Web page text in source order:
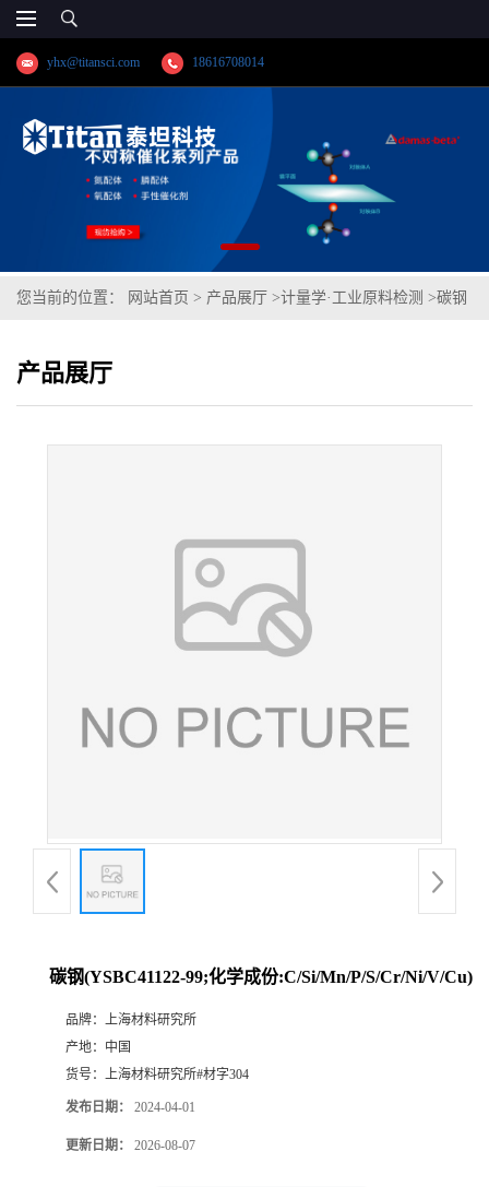
yhx@titansci.com 18616708014
您当前的位置： 网站首页 > 产品展厅 >计量学·工业原料检测 >碳钢
产品展厅
碳钢(YSBC41122-99;化学成份:C/Si/Mn/P/S/Cr/Ni/V/Cu)
品牌： 上海材料研究所
产地： 中国
货号： 上海材料研究所#材字304
发布日期： 2024-04-01
更新日期： 2026-08-07